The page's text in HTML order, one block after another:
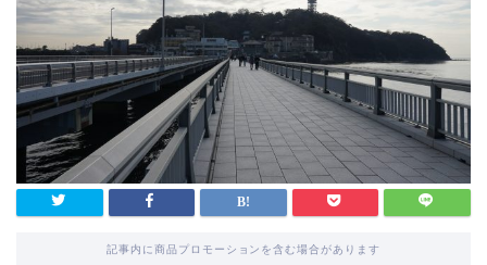
記事内に商品プロモーションを含む場合があります